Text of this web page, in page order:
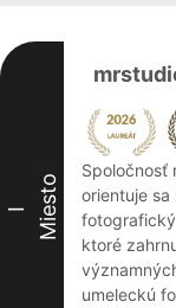
I Miesto
Spoločnosť
orientuje
ktoré
umeleckú